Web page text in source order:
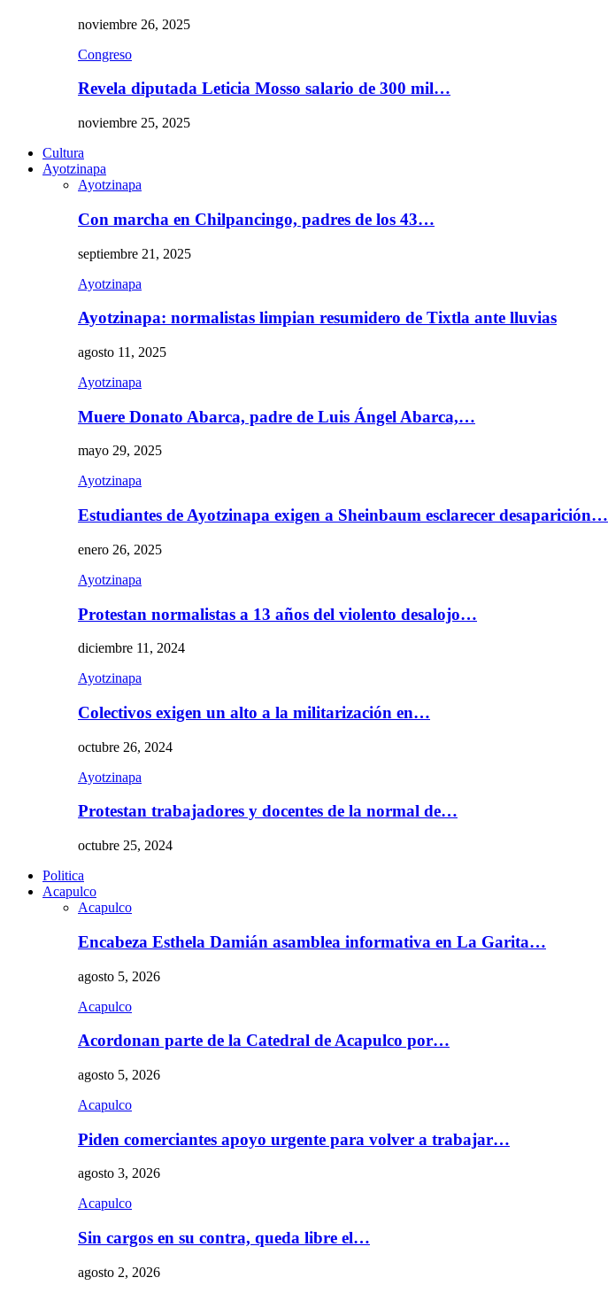
noviembre 26, 2025
Congreso
Revela diputada Leticia Mosso salario de 300 mil…
noviembre 25, 2025
Cultura
Ayotzinapa
Ayotzinapa
Con marcha en Chilpancingo, padres de los 43…
septiembre 21, 2025
Ayotzinapa
Ayotzinapa: normalistas limpian resumidero de Tixtla ante lluvias
agosto 11, 2025
Ayotzinapa
Muere Donato Abarca, padre de Luis Ángel Abarca,…
mayo 29, 2025
Ayotzinapa
Estudiantes de Ayotzinapa exigen a Sheinbaum esclarecer desaparición…
enero 26, 2025
Ayotzinapa
Protestan normalistas a 13 años del violento desalojo…
diciembre 11, 2024
Ayotzinapa
Colectivos exigen un alto a la militarización en…
octubre 26, 2024
Ayotzinapa
Protestan trabajadores y docentes de la normal de…
octubre 25, 2024
Politica
Acapulco
Acapulco
Encabeza Esthela Damián asamblea informativa en La Garita…
agosto 5, 2026
Acapulco
Acordonan parte de la Catedral de Acapulco por…
agosto 5, 2026
Acapulco
Piden comerciantes apoyo urgente para volver a trabajar…
agosto 3, 2026
Acapulco
Sin cargos en su contra, queda libre el…
agosto 2, 2026